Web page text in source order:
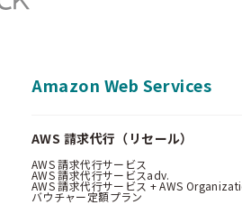
Amazon Web Services
AWS 請求代行（リセール）
AWS 請求代行サービス
AWS 請求代行サービスadv.
AWS 請求代行サービス + AWS
バウチャー定額プラン